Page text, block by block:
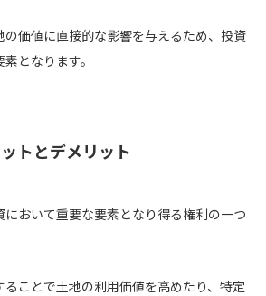
の価値に直接的な影響を与えるため、投資
となります。
トとデメリット
おいて重要な要素となり得る権利の一つ
ことで土地の利用価値を高めたり、特定